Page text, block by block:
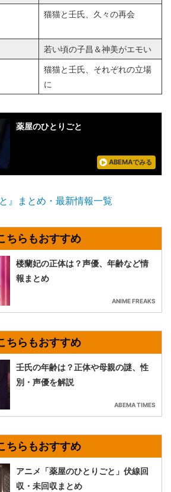
猫猫と壬氏、久々の再会
若い頃の子昌＆神美がエモい
猫猫と壬氏、それぞれの立場
に
薬屋のひとりごと
ABEMAでみる
』まとめ・最新情報一覧
楼蘭妃の正体は？声優、年齢など情
報まとめ
ANIME FREAKS
壬氏の年齢は？正体や母親の謎、性
別・声優を解説
ABEMA TIMES
アニメ「薬屋のひとりごと」伏線回
収・未回収まとめ